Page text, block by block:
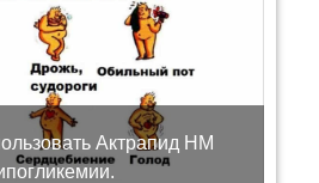
Актрапид НМ